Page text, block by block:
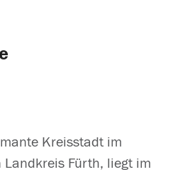
Kreisstadt im
Fürth, liegt im